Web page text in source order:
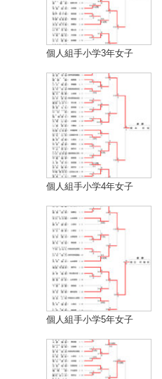
個人組手小学3年女子
個人組手小学4年女子
個人組手小学5年女子